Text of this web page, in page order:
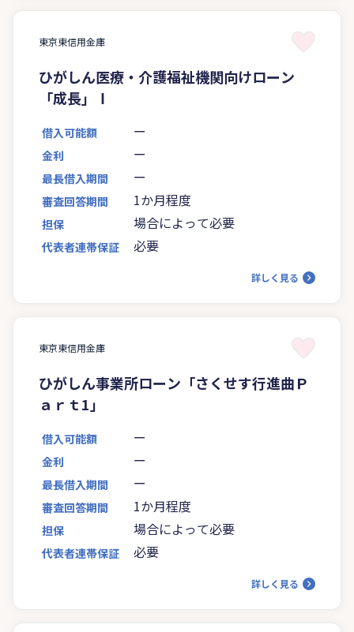
東京東信用金庫
ひがしん医療・介護福祉機関向けローン
「成長」Ⅰ
借入可能額 ー
金利 ー
最長借入期間 ー
審査回答期間 1か月程度
担保 場合によって必要
代表者連帯保証 必要
詳しく見る
東京東信用金庫
ひがしん事業所ローン「さくせす行進曲Ｐ
ａｒｔ1」
借入可能額 ー
金利 ー
最長借入期間 ー
審査回答期間 1か月程度
担保 場合によって必要
代表者連帯保証 必要
詳しく見る